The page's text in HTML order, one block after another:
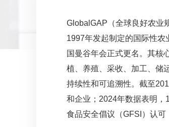
GlobalGAP（全球良好农业
1997年发起制定的国际性
国曼谷年会正式更名。其核
植、养殖、采收、加工、储
持续性和可追溯性。截至
和企业；2024年数据表明
食品安全倡议（GFSI）认可